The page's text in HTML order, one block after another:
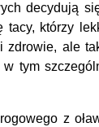
decydują
tacy, którzy
zdrowie, ale
w tym
z